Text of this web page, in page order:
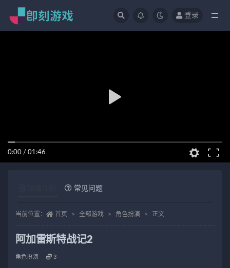
登录
0:00 / 01:46
常见问题
当前位置： 首页 全部游戏 角色扮演 正文
阿加雷斯特战记2
角色扮演 3